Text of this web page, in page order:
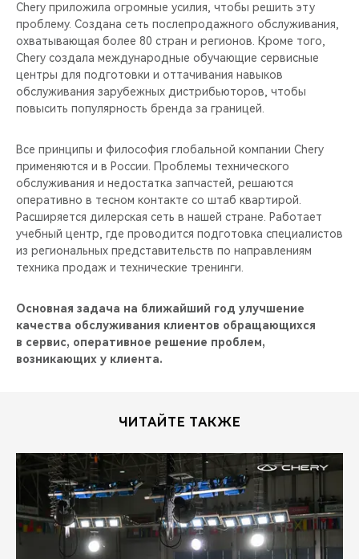
Chery приложила огромные усилия, чтобы решить эту
проблему. Создана сеть послепродажного обслуживания,
охватывающая более 80 стран и регионов. Кроме того,
Chery создала международные обучающие сервисные
центры для подготовки и оттачивания навыков
обслуживания зарубежных дистрибьюторов, чтобы
повысить популярность бренда за границей.
Все принципы и философия глобальной компании Chery
применяются и в России. Проблемы технического
обслуживания и недостатка запчастей, решаются
оперативно в тесном контакте со штаб квартирой.
Расширяется дилерская сеть в нашей стране. Работает
учебный центр, где проводится подготовка специалистов
из региональных представительств по направлениям
техника продаж и технические тренинги.
Основная задача на ближайший год улучшение
качества обслуживания клиентов обращающихся
в сервис, оперативное решение проблем,
возникающих у клиента.
ЧИТАЙТЕ ТАКЖЕ